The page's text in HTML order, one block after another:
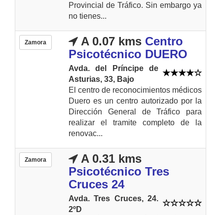
Provincial de Tráfico. Sin embargo ya
no tienes...
Zamora A 0.07 kms Centro
Psicotécnico DUERO
Avda. del Príncipe de
Asturias, 33, Bajo
El centro de reconocimientos médicos
Duero es un centro autorizado por la
Dirección General de Tráfico para
realizar el tramite completo de la
renovac...
Zamora
A 0.31 kms
Psicotécnico Tres
Cruces 24
Avda. Tres Cruces, 24.
2ºD